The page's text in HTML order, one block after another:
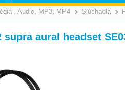
, Audio, MP3, MP4 Slúchadlá
supra aural headset